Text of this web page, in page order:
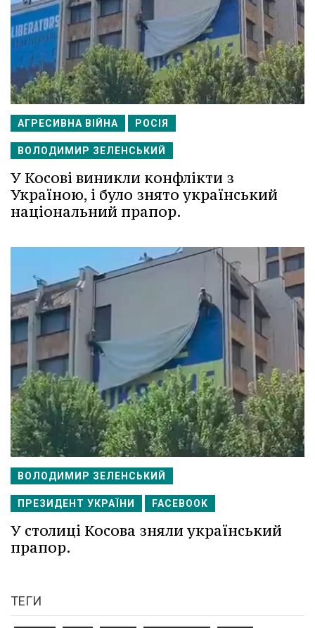
АГРЕСИВНА ВІЙНА РОСІЯ
ВОЛОДИМИР ЗЕЛЕНСЬКИЙ
У Косові виникли конфлікти з
Україною, і було знято український
національний прапор.
ВОЛОДИМИР ЗЕЛЕНСЬКИЙ
ПРЕЗИДЕНТ УКРАЇНИ FACEBOOK
У столиці Косова зняли український
прапор.
ТЕГИ